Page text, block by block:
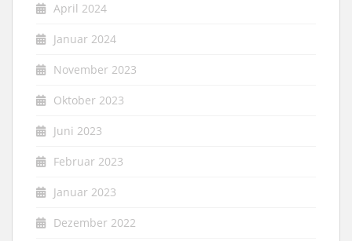
April 2024
Januar 2024
November 2023
Oktober 2023
Juni 2023
Februar 2023
Januar 2023
Dezember 2022